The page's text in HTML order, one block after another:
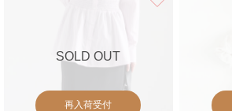
SOLD OUT
再入荷受付